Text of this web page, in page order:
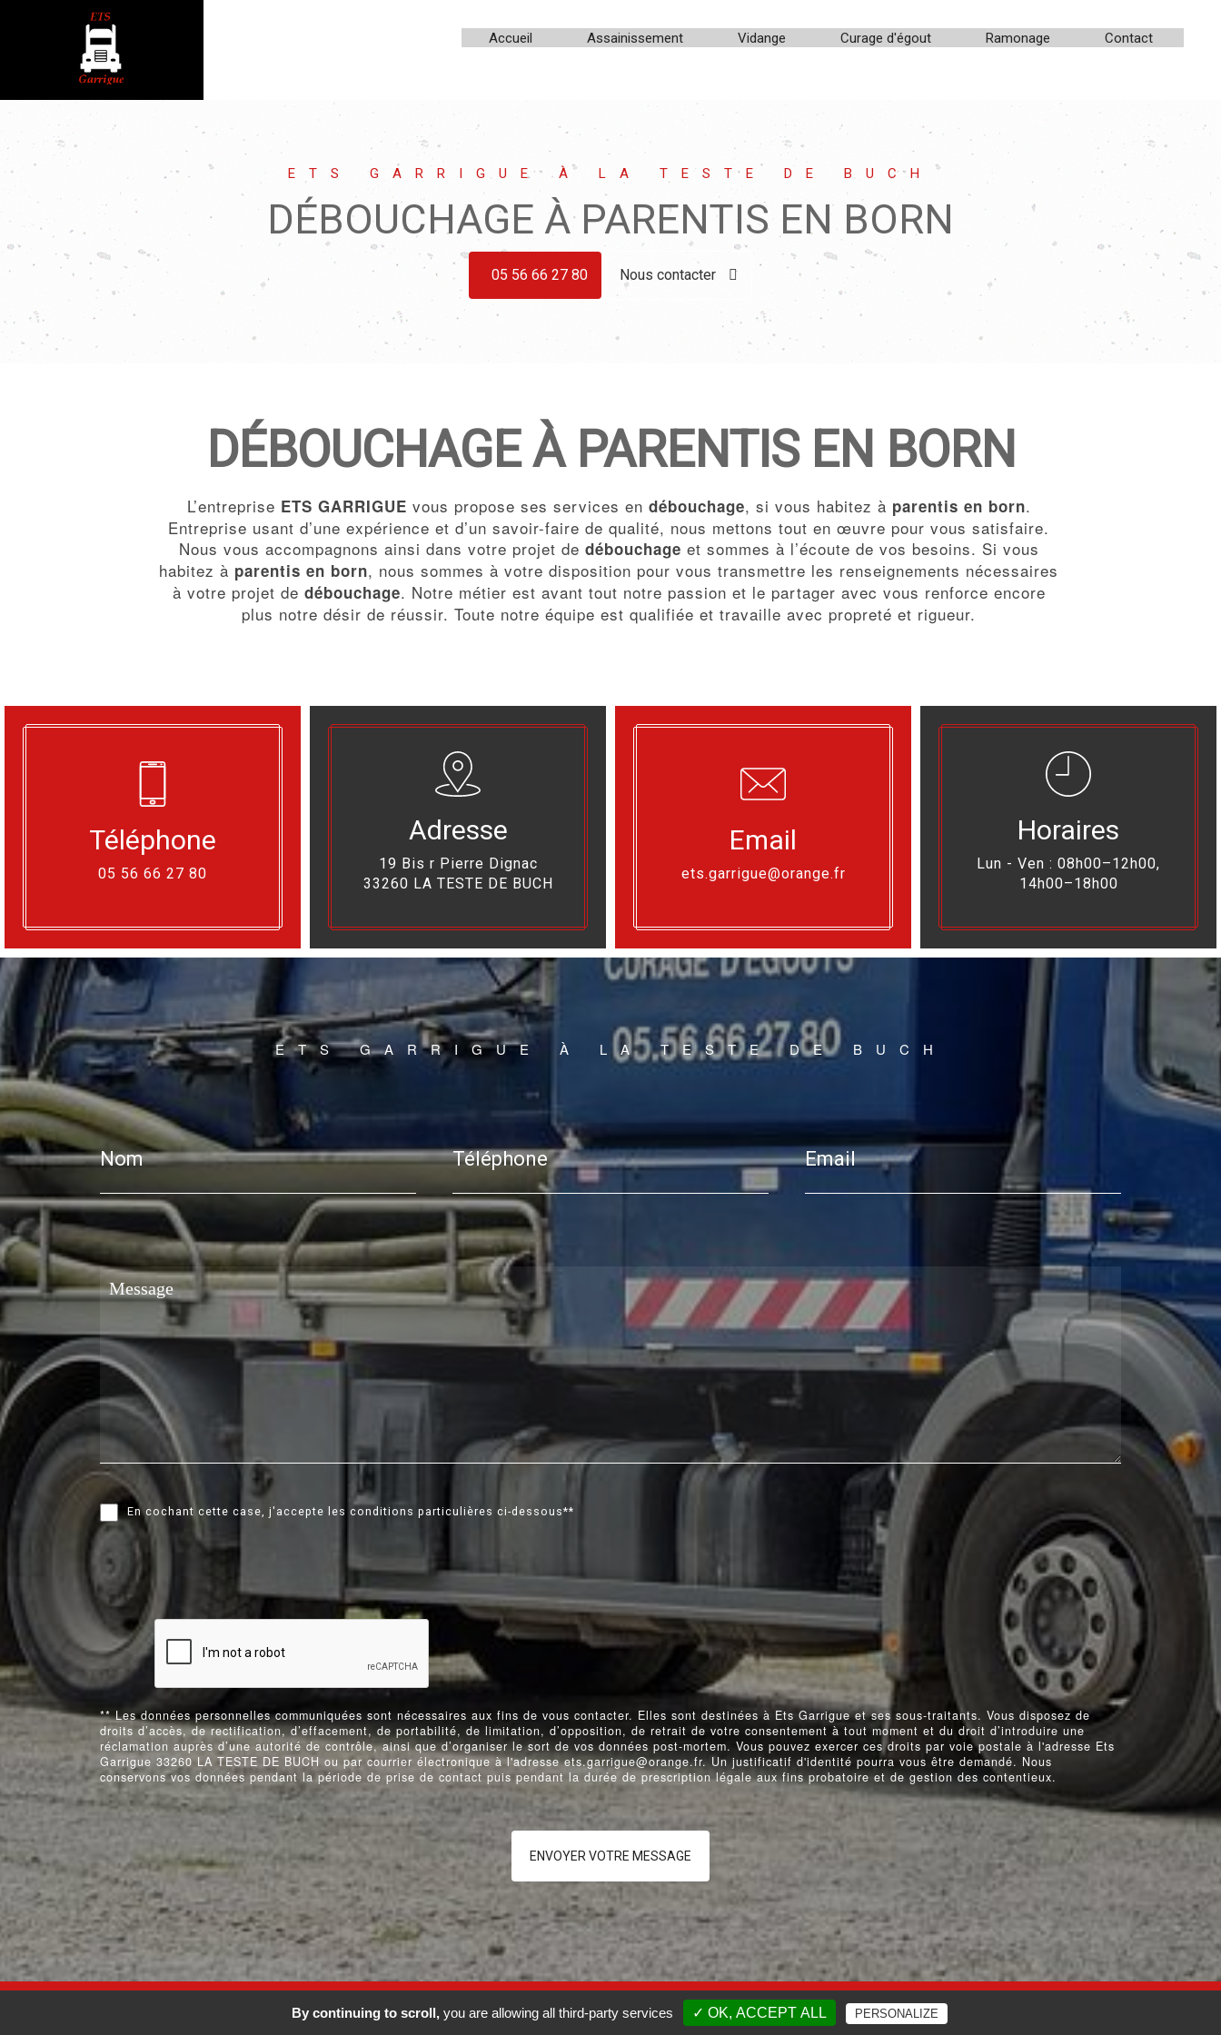
Accueil Assainissement Vidange Curage d'égout Ramonage Contact
ETS GARRIGUE À LA TESTE DE BUCH
DÉBOUCHAGE À PARENTIS EN BORN
05 56 66 27 80 Nous contacter
DÉBOUCHAGE À PARENTIS EN BORN
L’entreprise ETS GARRIGUE vous propose ses services en débouchage, si vous habitez à parentis en born.
Entreprise usant d’une expérience et d’un savoir-faire de qualité, nous mettons tout en œuvre pour vous satisfaire.
Nous vous accompagnons ainsi dans votre projet de débouchage et sommes à l’écoute de vos besoins. Si vous
habitez à parentis en born, nous sommes à votre disposition pour vous transmettre les renseignements nécessaires
à votre projet de débouchage. Notre métier est avant tout notre passion et le partager avec vous renforce encore
plus notre désir de réussir. Toute notre équipe est qualifiée et travaille avec propreté et rigueur.
Téléphone
05 56 66 27 80
Adresse
19 Bis r Pierre Dignac
33260 LA TESTE DE BUCH
Email
ets.garrigue@orange.fr
Horaires
Lun - Ven : 08h00–12h00,
14h00–18h00
ETS GARRIGUE À LA TESTE DE BUCH
Nom Téléphone Email
En cochant cette case, j'accepte les conditions particulières ci-dessous**
** Les données personnelles communiquées sont nécessaires aux fins de vous contacter. Elles sont destinées à Ets Garrigue et ses sous-traitants. Vous disposez de
droits d’accès, de rectification, d’effacement, de portabilité, de limitation, d’opposition, de retrait de votre consentement à tout moment et du droit d’introduire une
réclamation auprès d’une autorité de contrôle, ainsi que d’organiser le sort de vos données post-mortem. Vous pouvez exercer ces droits par voie postale à l'adresse Ets
Garrigue 33260 LA TESTE DE BUCH ou par courrier électronique à l'adresse ets.garrigue@orange.fr. Un justificatif d'identité pourra vous être demandé. Nous
conservons vos données pendant la période de prise de contact puis pendant la durée de prescription légale aux fins probatoire et de gestion des contentieux.
ENVOYER VOTRE MESSAGE
© 2026VISTALID- ETS GARRIGUE -MENTIONS LÉGALES RECHERCHES FRÉQUENTES
By continuing to scroll, you are allowing all third-party services ✓ OK, ACCEPT ALL PERSONALIZE